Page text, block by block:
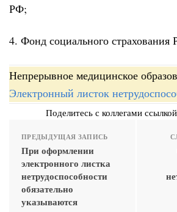
РФ;
4. Фонд социального страхования
Непрерывное медицинское
Электронный листок
Поделитесь с коллегами
ПРЕДЫДУЩАЯ ЗАПИСЬ
При оформлении
электронного листка
нетрудоспособности
обязательно
указываются